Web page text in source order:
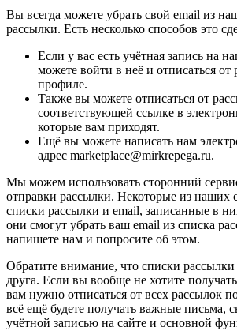
Вы всегда можете убрать свой email из
рассылки. Есть несколько способов это
Если у вас есть учётная запись на
можете войти в неё и отписаться от
профиле.
Также вы можете отписаться от
соответствующей ссылке в
которые вам приходят.
Ещё вы можете написать нам
адрес marketplace@mirkrepega.ru.
Мы можем использовать сторонний
отправки рассылки. Некоторые из наших
списки рассылки и email, записанные в
они смогут убрать ваш email из списка
напишете нам и попросите об этом.
Обратите внимание, что списки
друга. Если вы вообще не хотите
вам нужно отписаться от всех рассылок
всё ещё будете получать важные письма,
учётной записью на сайте и основной